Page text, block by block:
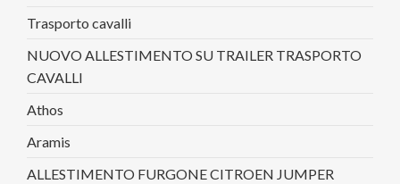
Trasporto cavalli
NUOVO ALLESTIMENTO SU TRAILER TRASPORTO
CAVALLI
Athos
Aramis
ALLESTIMENTO FURGONE CITROEN JUMPER